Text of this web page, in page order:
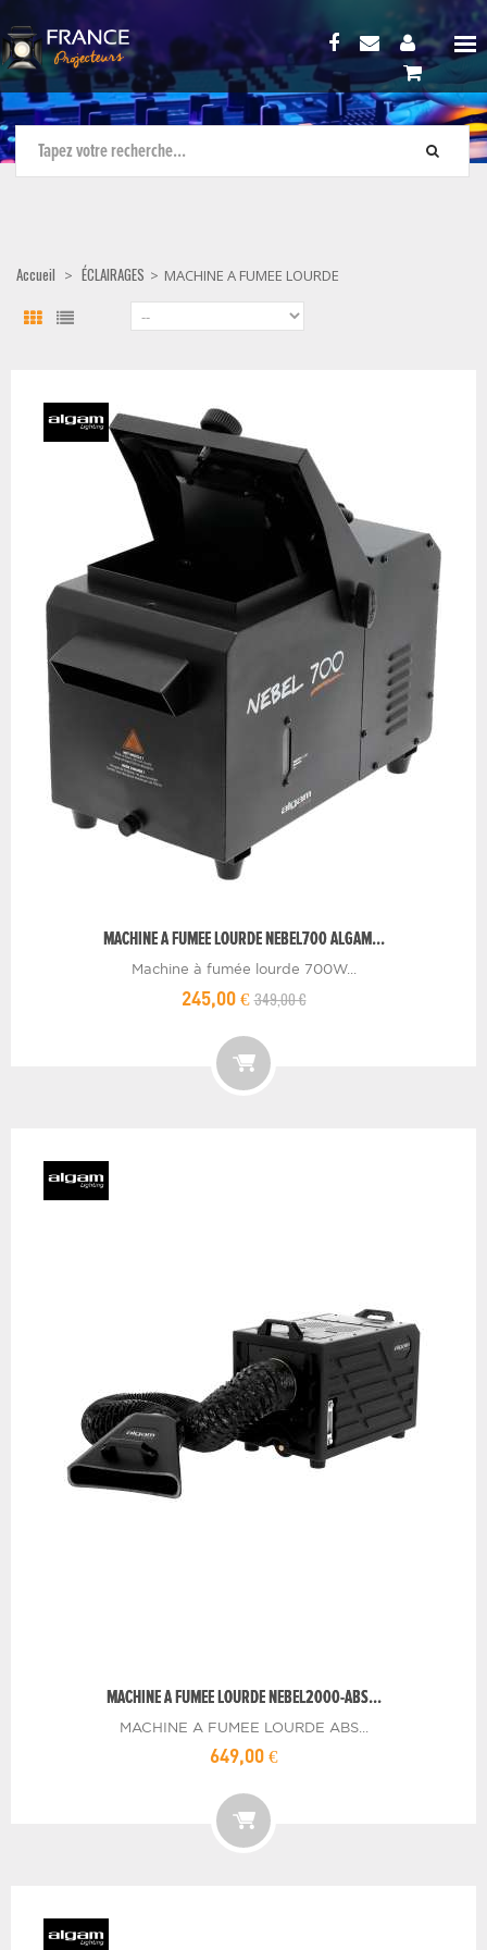
Accueil > ÉCLAIRAGES > MACHINE A FUMEE LOURDE
MACHINE A FUMEE LOURDE NEBEL700 ALGAM...
Machine à fumée lourde 700W...
245,00 €349,00 €
MACHINE A FUMEE LOURDE NEBEL2000-ABS...
MACHINE A FUMEE LOURDE ABS...
649,00 €